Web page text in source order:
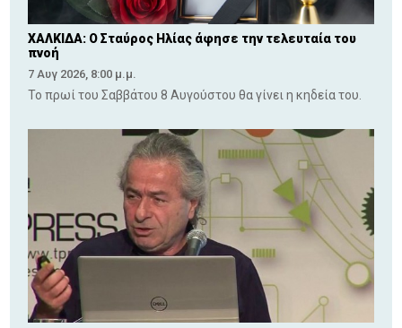
ΧΑΛΚΙΔΑ: Ο Σταύρος Ηλίας άφησε την τελευταία του
πνοή
7 Αυγ 2026, 8:00 μ.μ.
Το πρωί του Σαββάτου 8 Αυγούστου θα γίνει η κηδεία του.